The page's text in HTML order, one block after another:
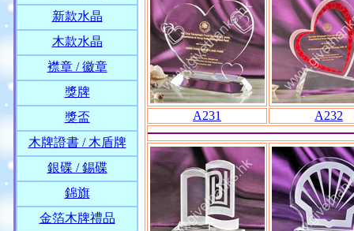
新款水晶
木款水晶
襟章 / 徽章
獎牌
獎盃
木牌證書 / 木盾牌
銀碟 / 錫碟
錦旗
金箔木牌禮品
A231 A232